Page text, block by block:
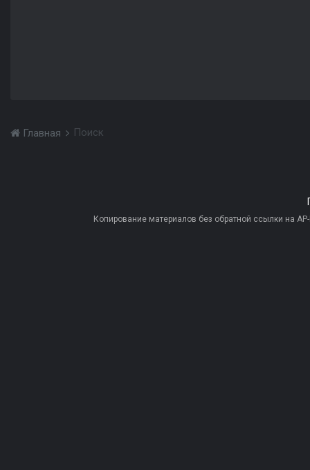
Главная Поиск
Копирование материалов без обратной ссылки на